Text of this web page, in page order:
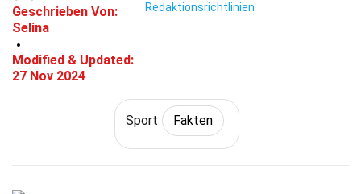
Geschrieben Von:
Selina
Modified & Updated:
27 Nov 2024
Redaktionsrichtlinien
Sport Fakten